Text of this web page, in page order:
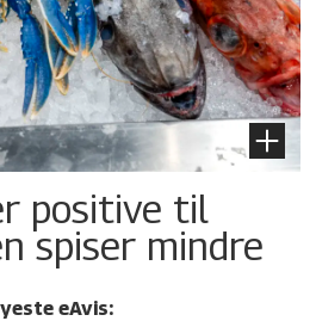
positive til
spiser mindre
eAvis: